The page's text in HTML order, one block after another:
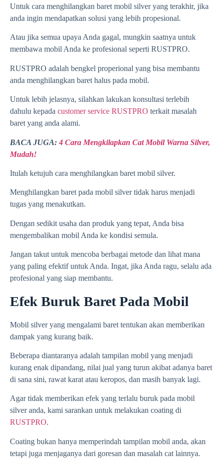
Untuk cara menghilangkan baret mobil silver yang terakhir, jika
anda ingin mendapatkan solusi yang lebih propesional.
Atau jika semua upaya Anda gagal, mungkin saatnya untuk
membawa mobil Anda ke profesional seperti RUSTPRO.
RUSTPRO adalah bengkel properional yang bisa membantu
anda menghilangkan baret halus pada mobil.
Untuk lebih jelasnya, silahkan lakukan konsultasi terlebih
dahulu kepada customer service RUSTPRO terkait masalah
baret yang anda alami.
BACA JUGA: 4 Cara Mengkilapkan Cat Mobil Warna Silver,
Mudah!
Itulah ketujuh cara menghilangkan baret mobil silver.
Menghilangkan baret pada mobil silver tidak harus menjadi
tugas yang menakutkan.
Dengan sedikit usaha dan produk yang tepat, Anda bisa
mengembalikan mobil Anda ke kondisi semula.
Jangan takut untuk mencoba berbagai metode dan lihat mana
yang paling efektif untuk Anda. Ingat, jika Anda ragu, selalu ada
profesional yang siap membantu.
Efek Buruk Baret Pada Mobil
Mobil silver yang mengalami baret tentukan akan memberikan
dampak yang kurang baik.
Beberapa diantaranya adalah tampilan mobil yang menjadi
kurang enak dipandang, nilai jual yang turun akibat adanya baret
di sana sini, rawat karat atau keropos, dan masih banyak lagi.
Agar tidak memberikan efek yang terlalu buruk pada mobil
silver anda, kami sarankan untuk melakukan coating di
RUSTPRO.
Coating bukan hanya memperindah tampilan mobil anda, akan
tetapi juga menjaganya dari goresan dan masalah cat lainnya.